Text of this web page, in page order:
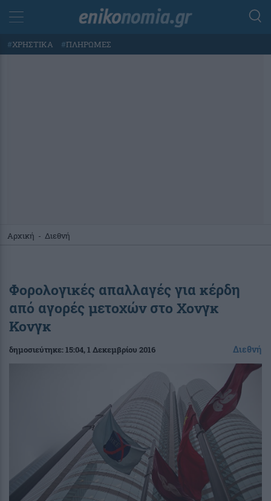
#ΧΡΗΣΤΙΚΑ #ΠΛΗΡΩΜΕΣ
Αρχική - Διεθνή
Φορολογικές απαλλαγές για κέρδη
από αγορές μετοχών στο Χονγκ
Κονγκ
δημοσιεύτηκε:15:04, 1 Δεκεμβρίου 2016 Διεθνή